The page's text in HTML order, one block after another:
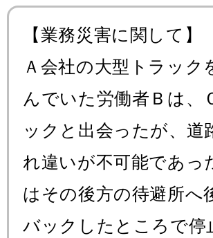
【業務災害に関して】
Ａ会社の大型トラッ
んでいた労働者Ｂは、
ックと出会ったが、
れ違いが不可能であっ
はその後方の待避所へ
バックしたところで停